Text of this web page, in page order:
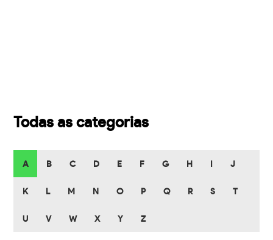
Todas as categorias
A B C D E F G H J
K L M N O P Q R S T
U V W X Y Z